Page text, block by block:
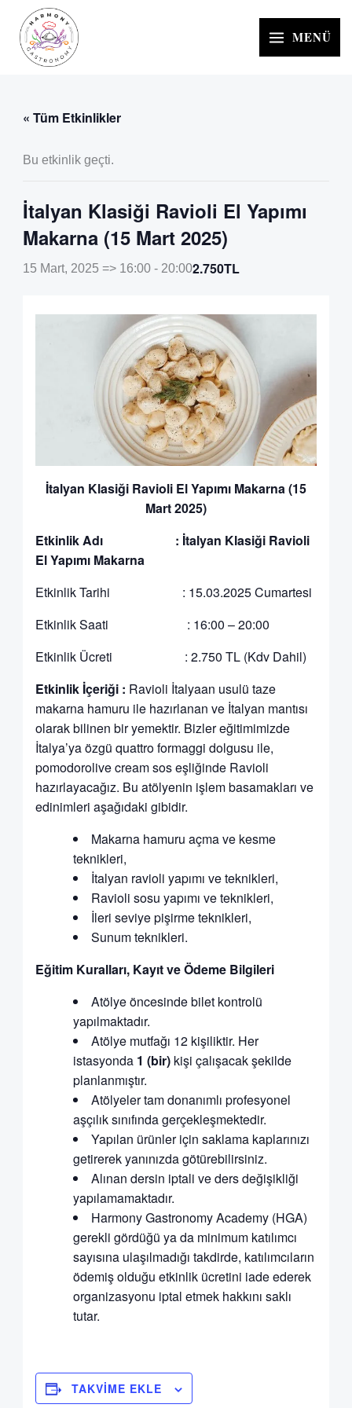
İçeriğe
MENÜ
« Tüm Etkinlikler
Bu etkinlik geçti.
İtalyan Klasiği Ravioli El Yapımı
Makarna (15 Mart 2025)
15 Mart, 2025 => 16:00- 20:002.750TL
İtalyan Klasiği Ravioli El Yapımı Makarna (15
Mart 2025)
Etkinlik Adı : İtalyan Klasiği Ravioli
El Yapımı Makarna
Etkinlik Tarihi : 15.03.2025 Cumartesi
Etkinlik Saati : 16:00 – 20:00
Etkinlik Ücreti : 2.750 TL (Kdv Dahil)
Etkinlik İçeriği : Ravioli İtalyaan usulü taze
makarna hamuru ile hazırlanan ve İtalyan mantısı
olarak bilinen bir yemektir. Bizler eğitimimizde
İtalya’ya özgü quattro formaggi dolgusu ile,
pomodorolive cream sos eşliğinde Ravioli
hazırlayacağız. Bu atölyenin işlem basamakları ve
edinimleri aşağıdaki gibidir.
Makarna hamuru açma ve kesme
teknikleri,
İtalyan ravioli yapımı ve teknikleri,
Ravioli sosu yapımı ve teknikleri,
İleri seviye pişirme teknikleri,
Sunum teknikleri.
Eğitim Kuralları, Kayıt ve Ödeme Bilgileri
Atölye öncesinde bilet kontrolü
yapılmaktadır.
Atölye mutfağı 12 kişiliktir. Her
istasyonda 1 (bir)kişi çalışacak şekilde
planlanmıştır.
Atölyeler tam donanımlı profesyonel
aşçılık sınıfında gerçekleşmektedir.
Yapılan ürünler için saklama kaplarınızı
getirerek yanınızda götürebilirsiniz.
Alınan dersin iptali ve ders değişikliği
yapılamamaktadır.
Harmony Gastronomy Academy (HGA)
gerekli gördüğü ya da minimum katılımcı
sayısına ulaşılmadığı takdirde, katılımcıların
ödemiş olduğu etkinlik ücretini iade ederek
organizasyonu iptal etmek hakkını saklı
tutar.
TAKVIME EKLE